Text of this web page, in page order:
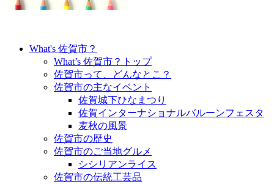
What's 佐賀市？
What’s 佐賀市？トップ
佐賀市って、どんなとこ？
佐賀市の主なイベント
佐賀城下ひなまつり
佐賀インターナショナルバルーンフェスタ
麦秋の風景
佐賀市の歴史
佐賀市のご当地グルメ
シシリアンライス
佐賀市の伝統工芸品